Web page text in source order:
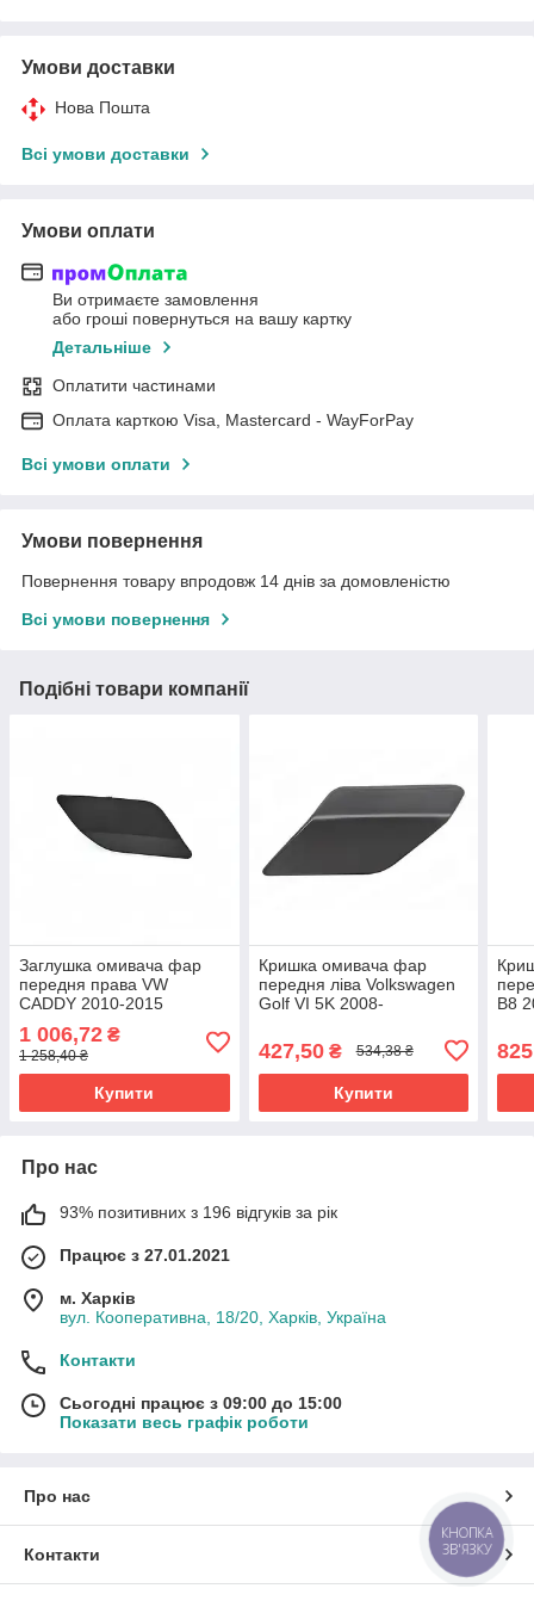
Умови доставки
Нова Пошта
Всі умови доставки
Умови оплати
Ви отримаєте замовлення
або гроші повернуться на вашу картку
Детальніше
Оплатити частинами
Оплата карткою Visa, Mastercard - WayForPay
Всі умови оплати
Умови повернення
Повернення товару впродовж 14 днів за домовленістю
Всі умови повернення
Подібні товари компанії
Заглушка омивача фар
передня права VW
CADDY 2010-2015
1 006,72 ₴
1 258,40 ₴
Купити
Кришка омивача фар
передня ліва Volkswagen
Golf VI 5K 2008-
427,50₴ 534,38 ₴
Купити
B8
Про нас
93% позитивних з 196 відгуків за рік
Працює з 27.01.2021
м. Харків
вул. Кооперативна, 18/20, Харків, Україна
Контакти
Сьогодні працює з 09:00 до 15:00
Показати весь графік роботи
Про нас
Контакти
КНОПКА
ЗВ'ЯЗКУ